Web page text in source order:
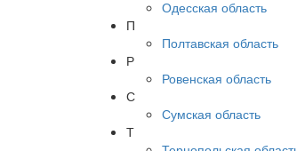
Одесская область
П
Полтавская область
Р
Ровенская область
С
Сумская область
Т